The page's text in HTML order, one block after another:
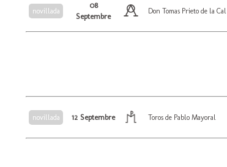
novillada
08
Septembre
Don Tomas Prieto de la Cal
novillada 12 Septembre Toros de Pablo Mayoral